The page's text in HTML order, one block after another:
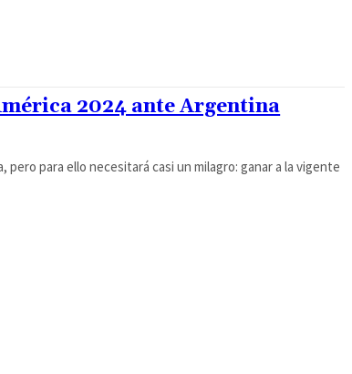
2024 ante Argentina
pero para ello necesitará casi un milagro: ganar a la vigente